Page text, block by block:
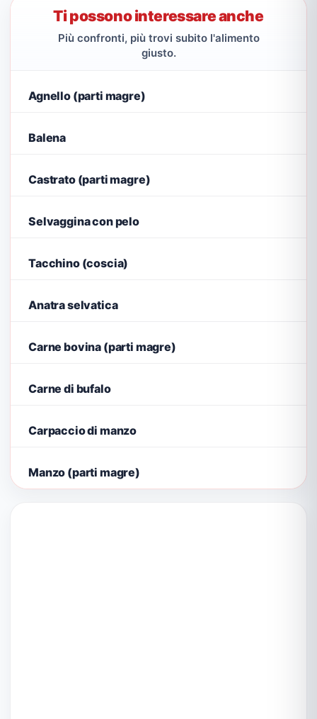
Ti possono interessare anche
Più confronti, più trovi subito l'alimento
giusto.
Agnello (parti magre)
Balena
Castrato (parti magre)
Selvaggina con pelo
Tacchino (coscia)
Anatra selvatica
Carne bovina (parti magre)
Carne di bufalo
Carpaccio di manzo
Manzo (parti magre)